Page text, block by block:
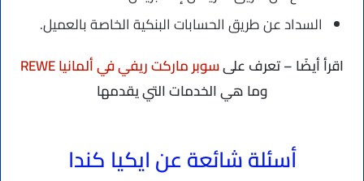
السداد عن طريق الحسابات البنكية الخاصة بالعميل.
اقرأ أيضًا – تعرف علىسوبر ماركت ريفي في ألمانيا REWE
وما هي الخدمات التي يقدمها
أسئلة شائعة عن ايكيا كندا